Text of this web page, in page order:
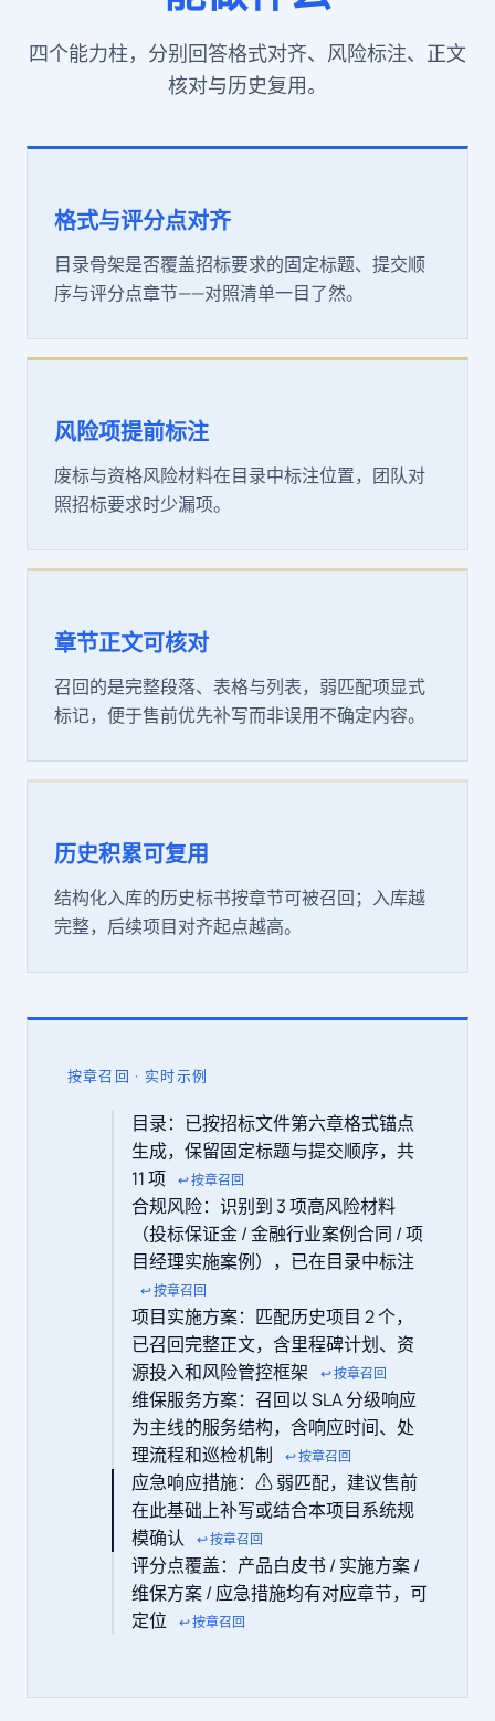
四个能力柱，分别回答格式对齐、风险标注、正文
核对与历史复用。
格式与评分点对齐
目录骨架是否覆盖招标要求的固定标题、提交顺
序与评分点章节——对照清单一目了然。
风险项提前标注
废标与资格风险材料在目录中标注位置，团队对
照招标要求时少漏项。
章节正文可核对
召回的是完整段落、表格与列表，弱匹配项显式
标记，便于售前优先补写而非误用不确定内容。
历史积累可复用
结构化入库的历史标书按章节可被召回；入库越
完整，后续项目对齐起点越高。
按章召回 · 实时示例
目录：已按招标文件第六章格式锚点
生成，保留固定标题与提交顺序，共
11 项
↩ 按章召回
合规风险：识别到 3 项高风险材料
（投标保证金 / 金融行业案例合同 / 项
目经理实施案例），已在目录中标注
↩ 按章召回
项目实施方案：匹配历史项目 2 个，
已召回完整正文，含里程碑计划、资
源投入和风险管控框架
↩ 按章召回
维保服务方案：召回以 SLA 分级响应
为主线的服务结构，含响应时间、处
理流程和巡检机制
↩ 按章召回
应急响应措施：⚠ 弱匹配，建议售前
在此基础上补写或结合本项目系统规
模确认
↩ 按章召回
评分点覆盖：产品白皮书 / 实施方案 /
维保方案 / 应急措施均有对应章节，可
定位
↩ 按章召回